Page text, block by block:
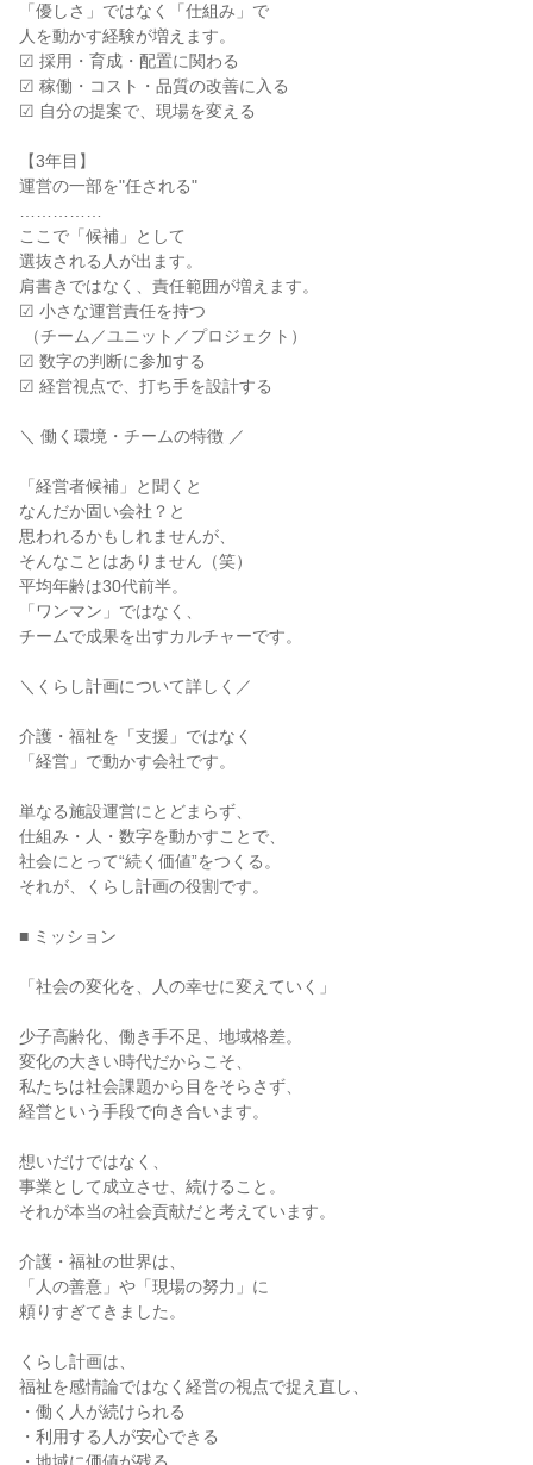
「優しさ」ではなく「仕組み」で
人を動かす経験が増えます。
☑ 採用・育成・配置に関わる
☑ 稼働・コスト・品質の改善に入る
☑ 自分の提案で、現場を変える
【3年目】
運営の一部を"任される"
ここで「候補」として
選抜される人が出ます。
肩書きではなく、責任範囲が増えます。
☑ 小さな運営責任を持つ
☑ 数字の判断に参加する
☑ 経営視点で、打ち手を設計する
＼ 働く環境・チームの特徴 ／
「経営者候補」と聞くと
なんだか固い会社？と
思われるかもしれませんが、
そんなことはありません（笑）
平均年齢は30代前半。
「ワンマン」ではなく、
チームで成果を出すカルチャーです。
＼くらし計画について詳しく／
介護・福祉を「支援」ではなく
「経営」で動かす会社です。
単なる施設運営にとどまらず、
仕組み・人・数字を動かすことで、
社会にとって“続く価値”をつくる。
それが、くらし計画の役割です。
■ ミッション
「社会の変化を、人の幸せに変えていく」
少子高齢化、働き手不足、地域格差。
変化の大きい時代だからこそ、
私たちは社会課題から目をそらさず、
経営という手段で向き合います。
想いだけではなく、
事業として成立させ、続けること。
それが本当の社会貢献だと考えています。
介護・福祉の世界は、
「人の善意」や「現場の努力」に
頼りすぎてきました。
くらし計画は、
福祉を感情論ではなく経営の視点で捉え直し、
・働く人が続けられる
・利用する人が安心できる